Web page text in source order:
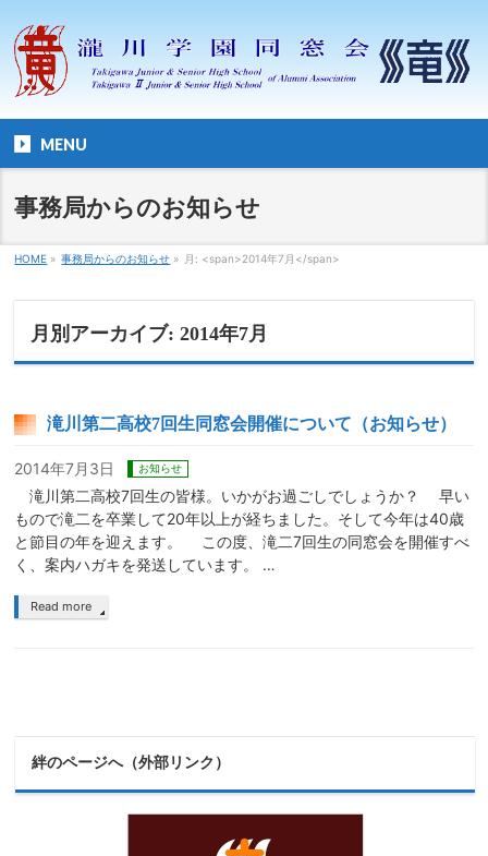
MENU
事務局からのお知らせ
HOME » 事務局からのお知らせ » 月: <span>2014年7月</span>
月別アーカイブ: 2014年7月
滝川第二高校7回生同窓会開催について（お知らせ）
2014年7月3日 お知らせ
滝川第二高校7回生の皆様。いかがお過ごしでしょうか？ 早い
もので滝二を卒業して20年以上が経ちました。そして今年は40歳
と節目の年を迎えます。 この度、滝二7回生の同窓会を開催すべ
く、案内ハガキを発送しています。 …
Read more
絆のページへ（外部リンク）